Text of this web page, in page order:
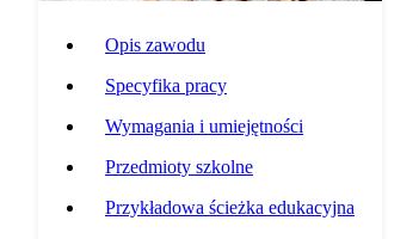
Opis zawodu
Specyfika pracy
Wymagania i umiejętności
Przedmioty szkolne
Przykładowa ścieżka edukacyjna